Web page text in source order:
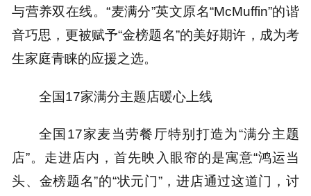
与营养双在线。“麦满分”英文原名“McMuffin”的谐
音巧思，更被赋予“金榜题名”的美好期许，成为考
生家庭青睐的应援之选。
全国17家满分主题店暖心上线
全国17家麦当劳餐厅特别打造为“满分主题
店”。走进店内，首先映入眼帘的是寓意“鸿运当
头、金榜题名”的“状元门”，进店通过这道门，讨